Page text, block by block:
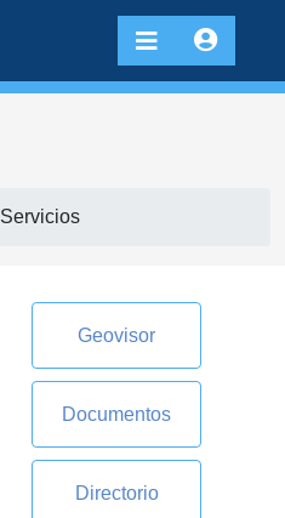
Servicios
Geovisor
Documentos
Directorio